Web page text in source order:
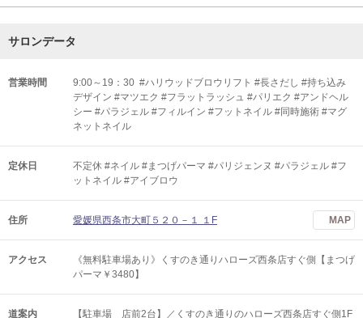
サロンデータ
営業時間
9:00～19：30 #ハリウッドブロウリフト #長さだし #持ち込み
デザイン #マツエク #フラットラッシュ #パリエク #アンドヘル
シー #パラジェル #フィルイン #フットネイル #同時施術 #マグ
ネットネイル
定休日
不定休 #ネイル #まつげパーマ #パリジェンヌ #パラジェル #フ
ットネイル #アイブロウ
住所 愛媛県西条市大町５２０－１ １F MAP
アクセス
《無料駐車場あり》くすのき通りハローズ西条店すぐ側【まつげ
パーマ￥3480】
道案内 【駐車場 店前2台】／くすのき通りのハローズ西条店すぐ側1F